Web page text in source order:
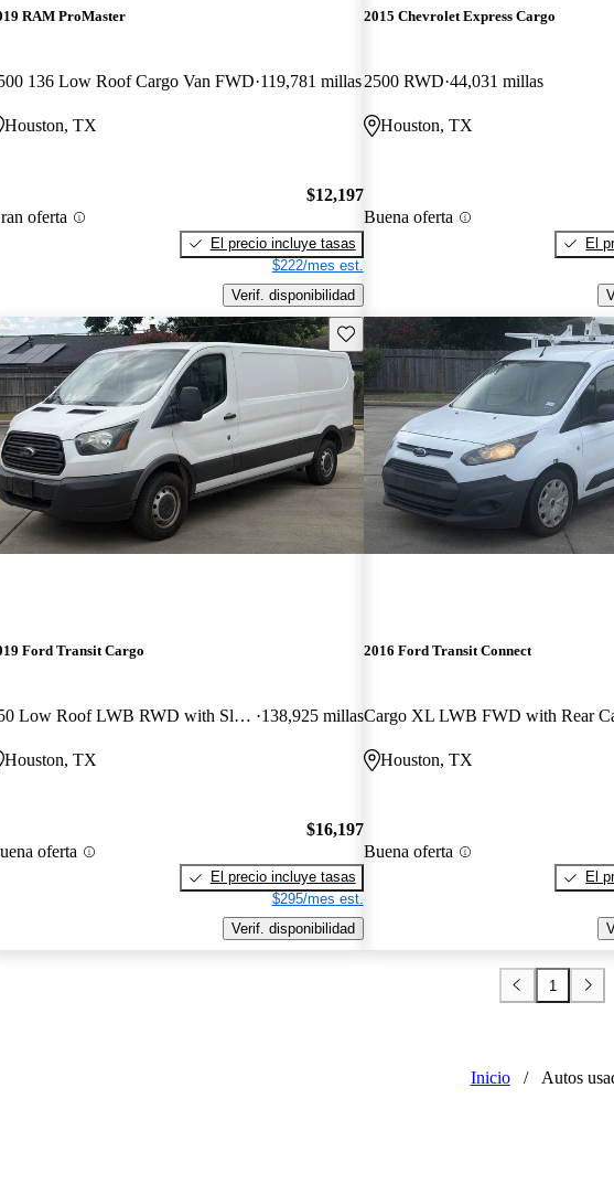
RAM ProMaster
136 Low Roof Cargo Van FWD 119,781 millas
Houston, TX
oferta
$12,197
El precio incluye tasas
$222/mes est.
Verif. disponibilidad
2015 Chevrolet Express Cargo
2500 RWD 44,031 millas
Houston, TX
Buena oferta
El
Guarda este Aviso
Ford Transit Cargo
250 Low Roof LWB RWD with Sliding Passenger-Side Door 138,925 millas
Houston, TX
oferta
$16,197
El precio incluye tasas
$295/mes est.
Verif. disponibilidad
2016 Ford Transit Connect
Houston, TX
Buena oferta
El
1
Inicio / Autos